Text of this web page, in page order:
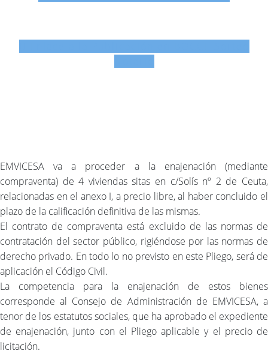
EMVICESA va a proceder a la enajenación (mediante
compraventa) de 4 viviendas sitas en c/Solís nº 2 de Ceuta,
relacionadas en el anexo I, a precio libre, al haber concluido el
plazo de la calificación definitiva de las mismas.
El contrato de compraventa está excluido de las normas de
contratación del sector público, rigiéndose por las normas de
derecho privado. En todo lo no previsto en este Pliego, será de
aplicación el Código Civil.
La competencia para la enajenación de estos bienes
corresponde al Consejo de Administración de EMVICESA, a
tenor de los estatutos sociales, que ha aprobado el expediente
de enajenación, junto con el Pliego aplicable y el precio de
licitación.